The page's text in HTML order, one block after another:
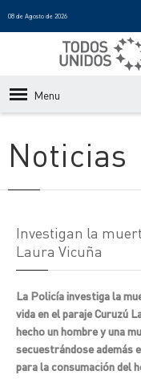
08 de Agosto de 2026
Menu
Noticias
Investigan la
Laura Vicuña
La Policía investiga la
vida en el paraje Curuzú
hecho un hombre y una
secuestrándose además
para la consumación del